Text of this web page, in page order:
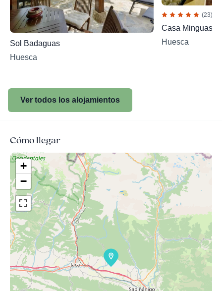
Sol Badaguas
Huesca
(23)
Casa Minguaso
Huesca
Ver todos los alojamientos
Cómo llegar
+
−